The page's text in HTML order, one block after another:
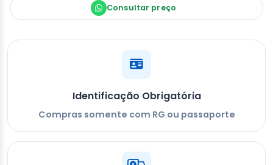
Consultar preço
Identificação Obrigatória
Compras somente com RG ou passaporte